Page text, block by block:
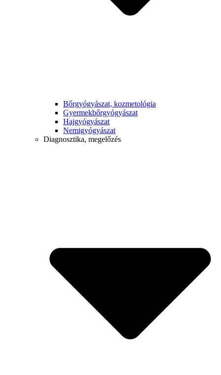
Bőrgyógyászat, kozmetológia
Gyermek­bőrgyógyászat
Hajgyógyászat
Nemigyógyászat
Diagnosztika, megelőzés